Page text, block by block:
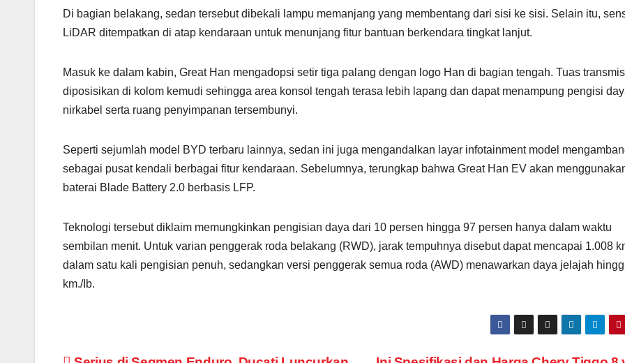
Di bagian belakang, sedan tersebut dibekali lampu memanjang yang membentang dari sisi ke sisi. Selain itu,
LiDAR ditempatkan di atap kendaraan untuk menunjang fitur bantuan berkendara tingkat lanjut.
Masuk ke dalam kabin, Great Han mengadopsi setir tiga palang dengan logo Han di bagian tengah. Tuas
diposisikan di kolom kemudi sehingga area konsol tengah terasa lebih lapang dan dapat menampung pengisi
nirkabel serta ruang penyimpanan tersembunyi.
Seperti sejumlah model BYD terbaru lainnya, sedan ini juga mengandalkan layar infotainment model
sebagai pusat kendali berbagai fitur kendaraan. Sebelumnya, terungkap bahwa Great Han EV akan
baterai Blade Battery 2.0 berbasis LFP.
Teknologi tersebut diklaim memungkinkan pengisian daya dari 10 persen hingga 97 persen hanya dalam waktu
sembilan menit. Untuk varian penggerak roda belakang (RWD), jarak tempuhnya disebut dapat mencapai 1.008
dalam satu kali pengisian penuh, sedangkan versi penggerak semua roda (AWD) menawarkan daya jelajah
km./Ib.